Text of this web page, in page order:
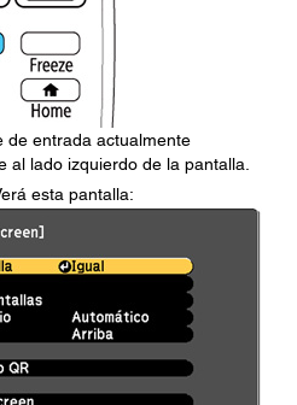
de entrada actualmente
al lado izquierdo de la pantalla.
esta pantalla: